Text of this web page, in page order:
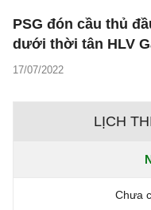
PSG đón cầu thủ
dưới thời tân HLV
17/07/2022
LỊCH
Chưa